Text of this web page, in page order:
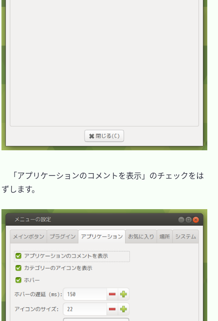
「アプリケーションのコメントを表示」のチェックをは
ずします。